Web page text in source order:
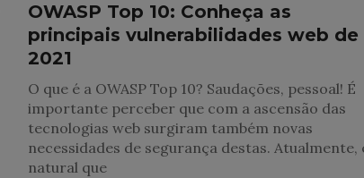
OWASP Top 10: Conheça as
principais vulnerabilidades web de
2021
O que é a OWASP Top 10? Saudações, pessoal! É
importante perceber que com a ascensão das
tecnologias web surgiram também novas
necessidades de segurança destas. Atualmente,
natural que